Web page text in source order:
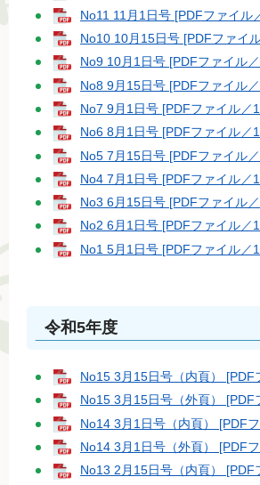
No11 11月1日号 [PDFファイル
No10 10月15日号 [PDFファイ
No9 10月1日号 [PDFファイル
No8 9月15日号 [PDFファイル
No7 9月1日号 [PDFファイル／
No6 8月1日号 [PDFファイル／
No5 7月15日号 [PDFファイル
No4 7月1日号 [PDFファイル／
No3 6月15日号 [PDFファイル
No2 6月1日号 [PDFファイル／
No1 5月1日号 [PDFファイル／
令和5年度
No15 3月15日号（内頁） [PDF
No15 3月15日号（外頁） [PDF
No14 3月1日号（内頁） [PDF
No14 3月1日号（外頁） [PDF
No13 2月15日号（内頁） [PDF